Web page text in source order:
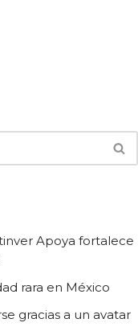
Apoya fortalece
rara en México
gracias a un avatar